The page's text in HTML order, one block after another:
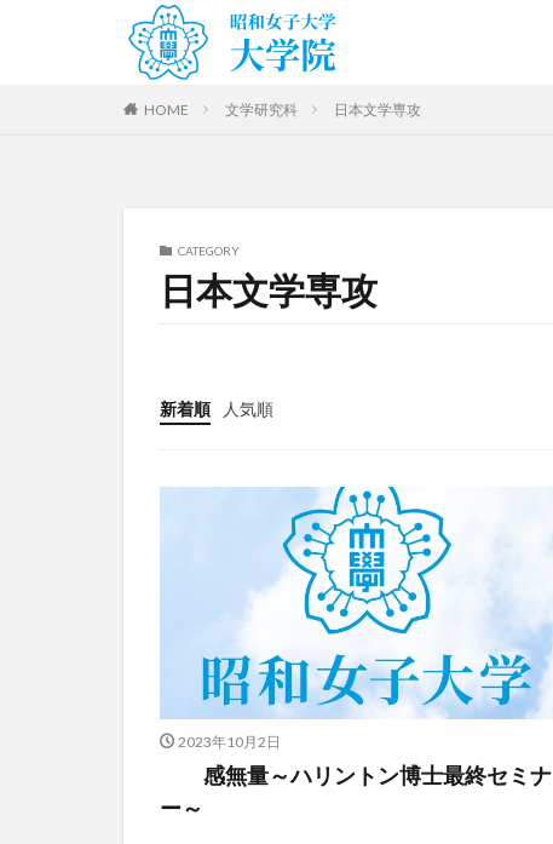
HOME 文学研究科 日本文学専攻
CATEGORY
日本文学専攻
新着順 人気順
2023年10月2日
感無量～ハリントン博士最終セミナ
ー～